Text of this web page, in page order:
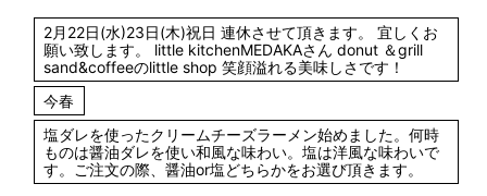
2月22日(水)23日(木)祝日 連休させて頂きます。 宜しくお
願い致します。 little kitchenMEDAKAさん donut ＆grill
sand&coffeeのlittle shop 笑顔溢れる美味しさです！
今春
塩ダレを使ったクリームチーズラーメン始めました。何時
ものは醤油ダレを使い和風な味わい。塩は洋風な味わいで
す。ご注文の際、醤油or塩どちらかをお選び頂きます。